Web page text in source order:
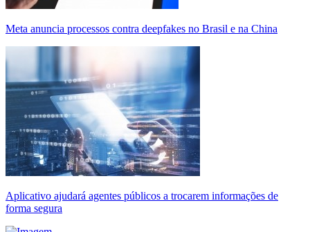
Meta anuncia processos contra deepfakes no Brasil e na China
Aplicativo ajudará agentes públicos a trocarem informações de
forma segura